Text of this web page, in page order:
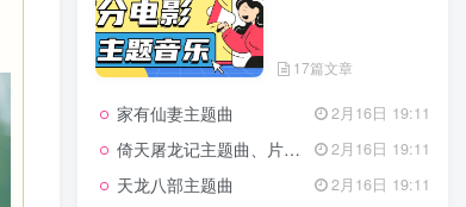
17篇文章
家有仙妻主题曲 2月16日 19:11
倚天屠龙记主题曲、片头曲 2月16日 19:11
天龙八部主题曲 2月16日 19:11